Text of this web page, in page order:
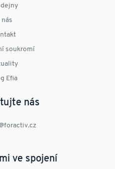
nás
soukromí
Efia
nás
ve spojení